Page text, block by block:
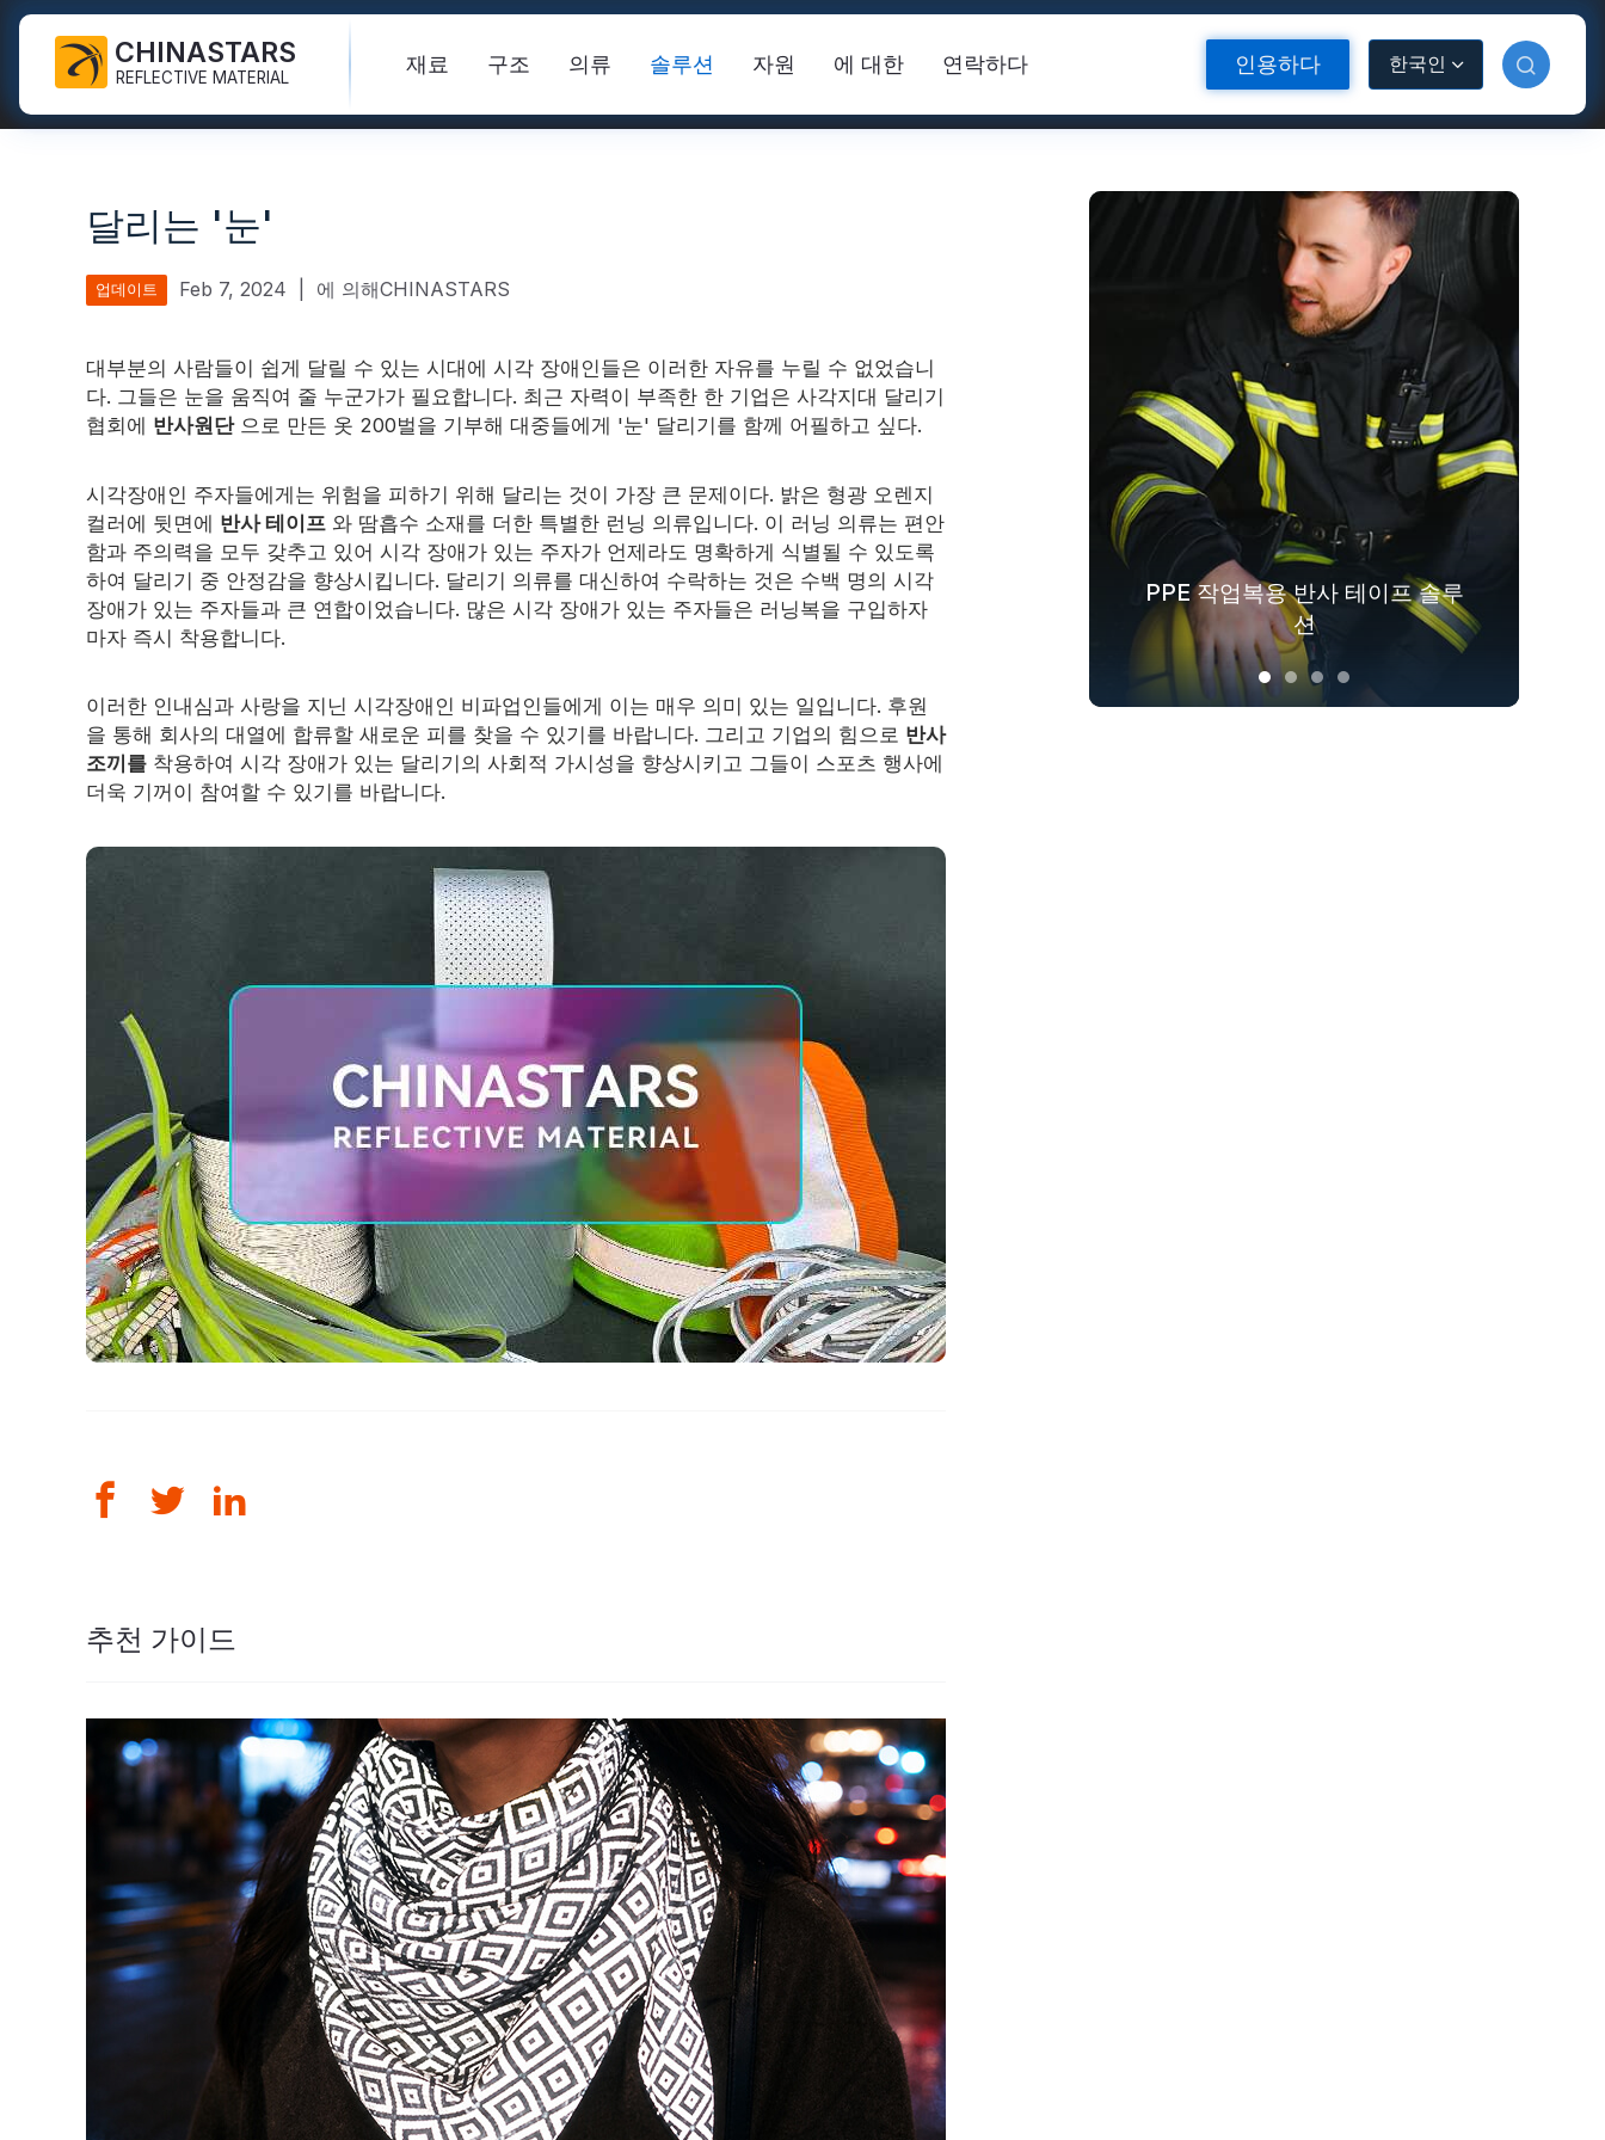
CHINASTARS
REFLECTIVE MATERIAL
재료
산업용 세척 테이프
FR 반사 테이프
반사 리본
반사 배관
반사 원사
프리즘 테이프
야광 소재
구조
무지개 반사 원단
반사 인쇄 직물
컬러 반사 원단
그라데이션 반사 원단
천공된 반사 직물
의류
하이비스 재킷
안전바지
안전 셔츠 & 스웻셔츠
안전 작업복
솔루션
신제품
비디오
자원
목록
국제표준
에 대한 연락하다 인용하다 한국인
빠른 링크: 반사 직물 안전 조끼 FR 반사 테이프 반사 열전달 비닐
무지개 반사 원단
달리는 '눈'
업데이트 Feb 7, 2024 에 의해CHINASTARS
대부분의 사람들이 쉽게 달릴 수 있는 시대에 시각 장애인들은 이러한 자유를 누릴 수 없었습니
다. 그들은 눈을 움직여 줄 누군가가 필요합니다. 최근 자력이 부족한 한 기업은 사각지대 달리기
협회에 반사원단으로 만든 옷 200벌을 기부해 대중들에게 '눈' 달리기를 함께 어필하고 싶다.
시각장애인 주자들에게는 위험을 피하기 위해 달리는 것이 가장 큰 문제이다. 밝은 형광 오렌지
컬러에 뒷면에 반사 테이프 와 땀흡수 소재를 더한 특별한 런닝 의류입니다. 이 러닝 의류는 편안
함과 주의력을 모두 갖추고 있어 시각 장애가 있는 주자가 언제라도 명확하게 식별될 수 있도록
하여 달리기 중 안정감을 향상시킵니다. 달리기 의류를 대신하여 수락하는 것은 수백 명의 시각
장애가 있는 주자들과 큰 연합이었습니다. 많은 시각 장애가 있는 주자들은 러닝복을 구입하자
마자 즉시 착용합니다.
이러한 인내심과 사랑을 지닌 시각장애인 비파업인들에게 이는 매우 의미 있는 일입니다. 후원
을 통해 회사의 대열에 합류할 새로운 피를 찾을 수 있기를 바랍니다. 그리고 기업의 힘으로 반사
조끼를 착용하여 시각 장애가 있는 달리기의 사회적 가시성을 향상시키고 그들이 스포츠 행사에
더욱 기꺼이 참여할 수 있기를 바랍니다.
추천 가이드
PPE 작업복용 반사 테이프 솔루
션
패션 아웃도어 의류를 위한 반사
섬유 솔루션
겉옷을 위한 야광 패브릭 솔루션
산업 전반에 걸친 안전복 솔루션